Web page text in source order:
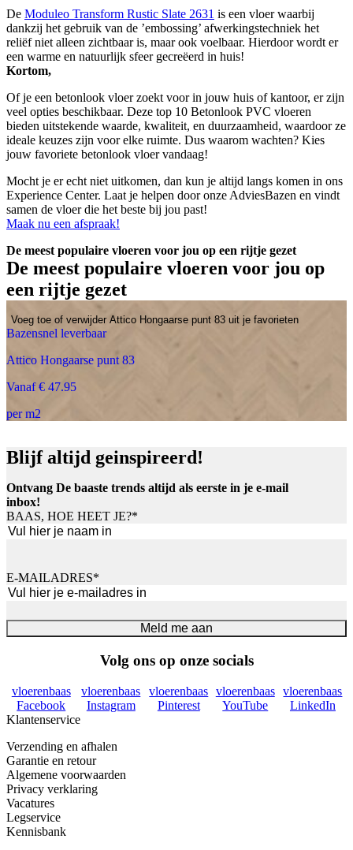
De Moduleo Transform Rustic Slate 2631 is een vloer waarbij
dankzij het gebruik van de ’embossing’ afwerkingstechniek het
reliëf niet alleen zichtbaar is, maar ook voelbaar. Hierdoor wordt er
een warme en natuurlijk sfeer gecreëerd in huis!
Kortom,
Of je een betonlook vloer zoekt voor in jouw huis of kantoor, er zijn
veel opties beschikbaar. Deze top 10 Betonlook PVC vloeren
bieden uitstekende waarde, kwaliteit, en duurzaamheid, waardoor ze
ideale keuzes zijn voor elke ruimte. Dus waarom wachten? Kies
jouw favoriete betonlook vloer vandaag!
Mocht je er echt niet uitkomen, dan kun je altijd langs komen in ons
Experience Center. Laat je helpen door onze AdviesBazen en vindt
samen de vloer die het beste bij jou past!
Maak nu een afspraak!
De meest populaire vloeren voor jou op een rijtje gezet
De meest populaire vloeren voor jou op
een rijtje gezet
Voeg toe of verwijder Attico Hongaarse punt 83 uit je favorieten
Bazensnel leverbaar
Attico Hongaarse punt 83
Vanaf € 47.95
per m2
Blijf altijd geinspireerd!
Ontvang De baaste trends altijd als eerste in je e-mail
inbox!
BAAS, HOE HEET JE?*
E-MAILADRES*
Meld me aan
Volg ons op onze socials
vloerenbaas
Facebook
vloerenbaas
Instagram
vloerenbaas
Pinterest
vloerenbaas
YouTube
vloerenbaas
LinkedIn
Klantenservice
Verzending en afhalen
Garantie en retour
Algemene voorwaarden
Privacy verklaring
Vacatures
Legservice
Kennisbank